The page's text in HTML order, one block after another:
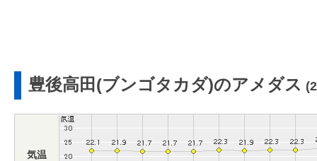
豊後高田(ブンゴタカダ)のアメダス
気温